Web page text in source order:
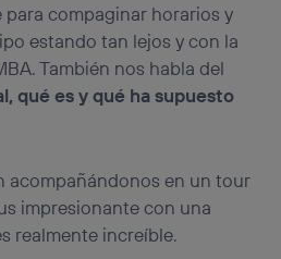
compaginar horarios y
estando tan lejos y con la
También nos habla del
qué es y qué ha supuesto
acompañándonos en un tour
impresionante con una
realmente increíble.